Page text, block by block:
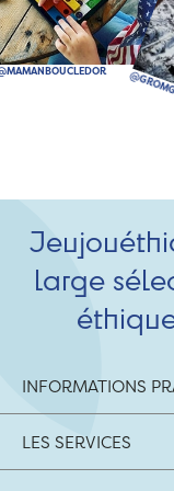
large
INFORMATIONS
LES SERVICES